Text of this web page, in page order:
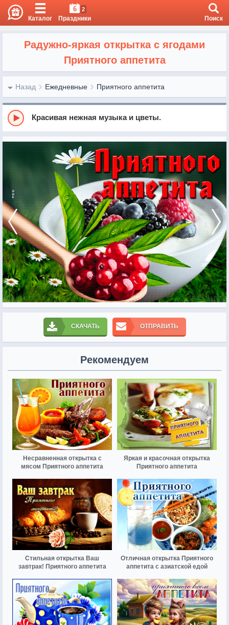
Каталог
6 2
Праздники Поиск
Радужно-яркая открытка с ягодами
Приятного аппетита
Назад Ежедневные Приятного аппетита
Красивая нежная музыка и цветы.
СКАЧАТЬ ОТПРАВИТЬ
Рекомендуем
Несравненная открытка с
мясом Приятного аппетита
Яркая и красочная открытка
Приятного аппетита
Стильная открытка Ваш
завтрак! Приятного аппетита
Отличная открытка Приятного
аппетита с азиатской едой